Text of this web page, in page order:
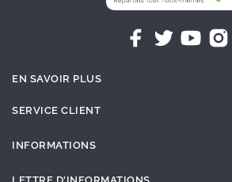
EN SAVOIR PLUS
SERVICE CLIENT
INFORMATIONS